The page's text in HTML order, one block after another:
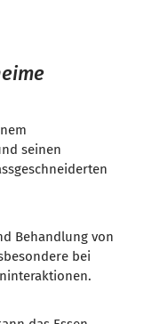
seinen
Behandlung von
bei